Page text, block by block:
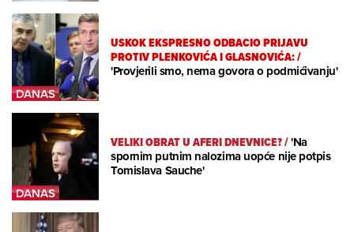
USKOK EKSPRESNO ODBACIO PRIJAVU
PROTIV PLENKOVIĆA I GLASNOVIĆA:/
'Provjerili smo, nema govora o podmićivanju'
VELIKI OBRAT U AFERI DNEVNICE?/'Na
spornim putnim nalozima uopće nije potpis
Tomislava Sauche'